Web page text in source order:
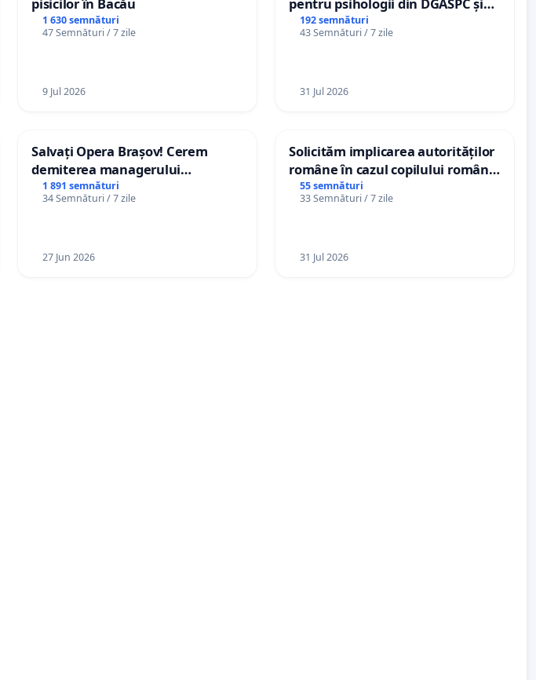
1 630 semnături
47 Semnături / 7 zile
9 Jul 2026
spitale
192 semnături
43 Semnături / 7 zile
31 Jul 2026
Salvați Opera Brașov! Cerem
demiterea managerului
interimar, Petrean Lucian-Marius!
1 891 semnături
34 Semnături / 7 zile
27 Jun 2026
Solicităm implicarea autorităților
române în cazul copilului român
Wiliam Kristian Gheorghe, aflat în
plasament în Danemarca de 12
55 semnături
33 Semnături / 7 zile
31 Jul 2026